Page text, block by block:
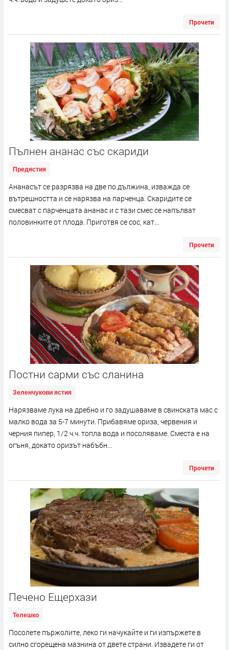
Прочети
Пълнен ананас със скариди
Предястия
Ананасът се разрязва на две по дължина, изважда се
вътрешността и се нарязва на парченца. Скаридите се
смесват с парченцата ананас и с тази смес се напълват
половинките от плода. Приготвя се сос, кат...
Прочети
Постни сарми със сланина
Зеленчукови ястия
Нарязваме лука на дребно и го задушаваме в свинската мас с
малко вода за 5-7 минути. Прибавяме ориза, червения и
черния пипер, 1/2 ч.ч. топла вода и посоляваме. Сместа е на
огъня, докато оризът набъбн...
Прочети
Печено Ещерхази
Телешко
Посолете пържолите, леко ги начукайте и ги изпържете в
силно сгорещена мазнина от двете страни. Извадете ги от